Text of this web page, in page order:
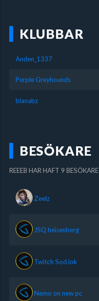
KLUBBAR
Anden_1337
Purple Greyhounds
blanabz
BESÖKARE
REEEB HAR HAFT 9 BESÖKARE
Zeelz
JSQ heisenberg
Twitch SodJok
Nemo on new pc